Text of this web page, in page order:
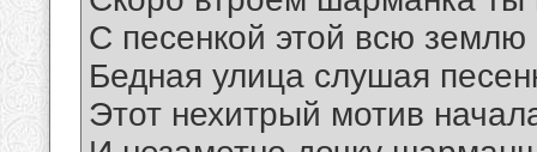
С песенкой этой всю
Бедная улица слушая
Этот нехитрый мотив